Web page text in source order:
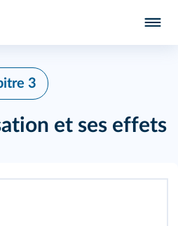
3
et ses effets